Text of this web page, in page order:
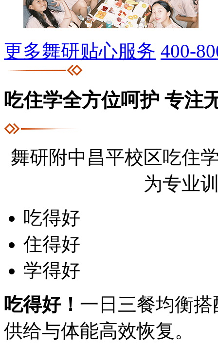
更多舞研贴心服务 400-
吃住学全方位呵护 专注
舞研附中昌平校区吃住
为专业
吃得好
住得好
学得好
吃得好！ 一日三餐均衡
供给与体能高效恢复。